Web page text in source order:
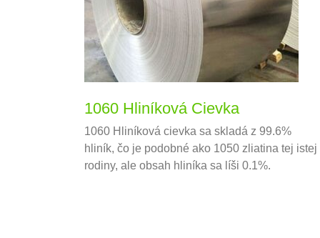
1060 Hliníková Cievka
1060 Hliníková cievka sa skladá z 99.6%
hliník, čo je podobné ako 1050 zliatina tej istej
rodiny, ale obsah hliníka sa líši 0.1%.